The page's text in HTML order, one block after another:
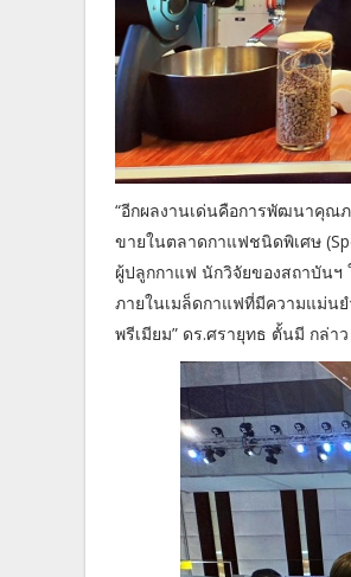
“อีกผลงานเด่นคือการพัฒนาคุณ
ขายในตลาดกาแฟชนิดพิเศษ
ผู้ปลูกกาแฟ นักวิจัยของสถาบันฯ
ภายในเมล็ดกาแฟที่มีความแม่น
พรีเมียม” ดร.ศรายุทธ ตั้นมี กล่าว